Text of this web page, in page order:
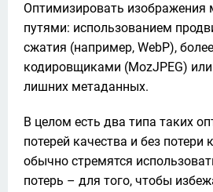
Оптимизировать
путями: использованием
сжатия (например, WebP),
кодировщиками (MozJPEG)
лишних метаданных.
В целом есть два типа таких
потерей качества и без потери
обычно стремятся
потерь – для того, чтобы